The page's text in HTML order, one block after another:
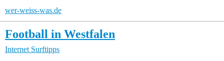
wer-weiss-was.de
Football in Westfalen
Internet Surftipps